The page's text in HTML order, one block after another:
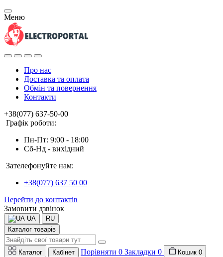
Меню
Про нас
Доставка та оплата
Обмін та повернення
Контакти
+38(077) 637-50-00
Графік роботи:
Пн-Пт: 9:00 - 18:00
Сб-Нд - вихідний
Зателефонуйте нам:
+38(077) 637 50 00
Перейти до контактів
Замовити дзвінок
UA
RU
Каталог товарів
Каталог Кабінет Порівняти 0 Закладки 0 Кошик 0